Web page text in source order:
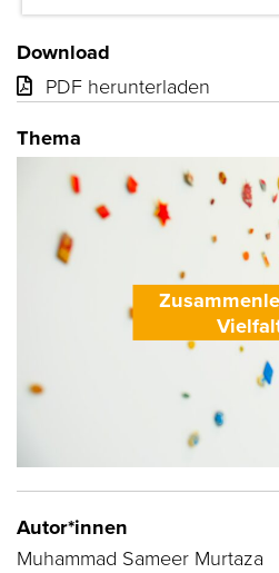
Download
PDF herunterladen
Thema
Autor*innen
Muhammad Sameer Murtaza